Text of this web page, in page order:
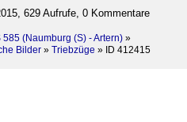
629 Aufrufe, 0 Kommentare
(Naumburg (S) - Artern) »
Bilder » Triebzüge » ID 412415